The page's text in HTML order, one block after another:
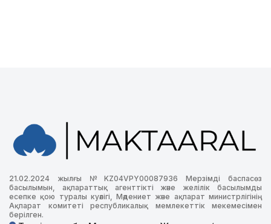
21.02.2024 жылғы №KZ04VPY00087936 Мерзімді баспасөз
басылымын, ақпараттық агенттікті және желілік басылымды
есепке қою туралы куәлігі, Мәдениет және ақпарат министрлігінің
Ақпарат комитеті республикалық мемлекеттік мекемесімен
берілген.